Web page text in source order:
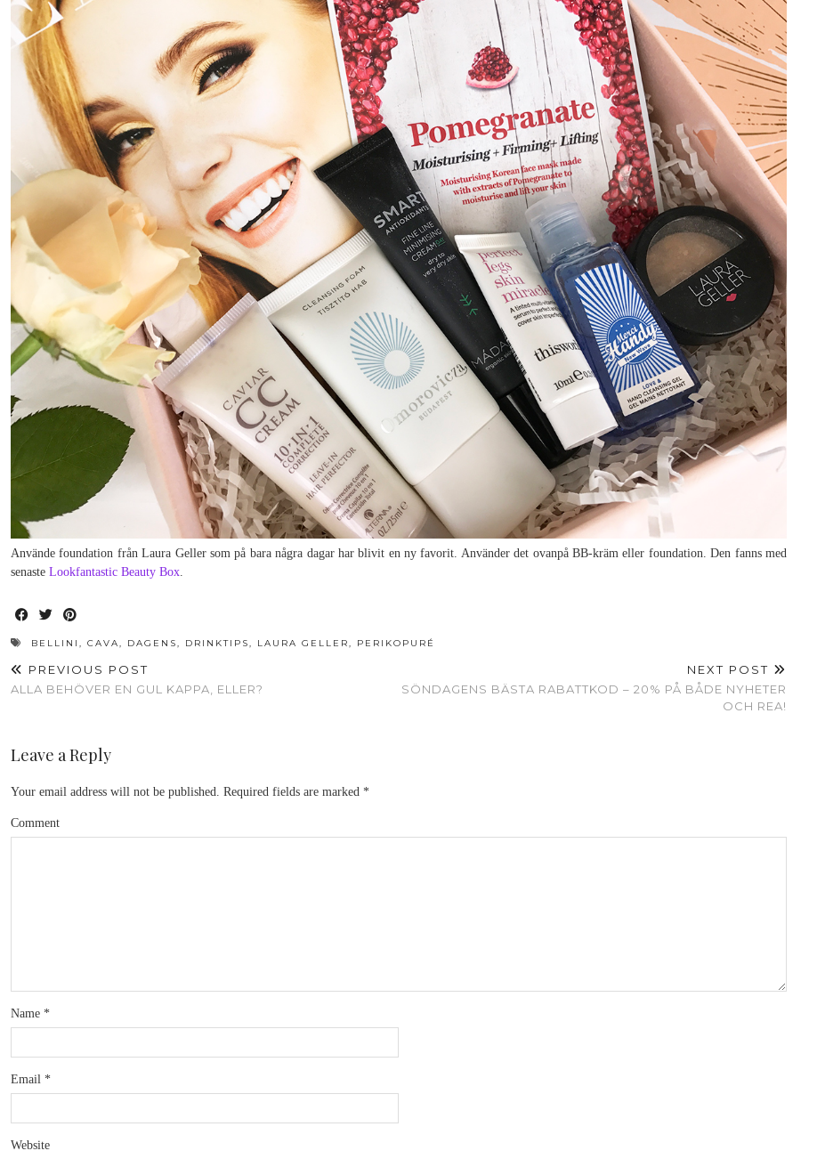
Använde foundation från Laura Geller som på bara några dagar har blivit en ny favorit. Använder det ovanpå BB-kräm eller foundation. Den fanns med
senaste Lookfantastic Beauty Box.
BELLINI , CAVA, DAGENS, DRINKTIPS, LAURA GELLER, PERIKOPURÉ
PREVIOUS POST
ALLA BEHÖVER EN GUL KAPPA, ELLER?
NEXT POST
SÖNDAGENS BÄSTA RABATTKOD – 20% PÅ BÅDE NYHETER
OCH REA!
Leave a Reply
Your email address will not be published. Required fields are marked *
Comment
Name *
Email *
Website